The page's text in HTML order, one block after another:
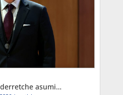
Profesor Óscar Landerretche asumió como Decano de la Facultad de Economía y Negocios por el período 2026-2030